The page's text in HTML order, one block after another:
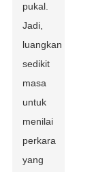
pukal.
Jadi,
luangkan
sedikit
masa
untuk
menilai
perkara
yang